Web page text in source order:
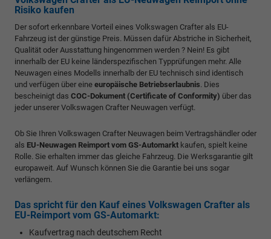
Risiko kaufen
Der sofort erkennbare Vorteil eines Volkswagen Crafter als EU-
Fahrzeug ist der günstige Preis. Müssen dafür Abstriche in Sicherheit,
Qualität oder Ausstattung hingenommen werden ? Nein! Es gibt
innerhalb der EU keine länderspezifischen Typprüfungen mehr. Alle
Neuwagen eines Modells innerhalb der EU technisch sind identisch
und verfügen über eine europäische Betriebserlaubnis. Dies
bescheinigt das COC-Dokument (Certificate of Conformity) über das
jeder unserer Volkswagen Crafter Neuwagen verfügt.
Ob Sie Ihren Volkswagen Crafter Neuwagen beim Vertragshändler oder
als EU-Neuwagen Reimport vom GS-Automarkt kaufen, spielt keine
Rolle. Sie erhalten immer das gleiche Fahrzeug. Die Werksgarantie gilt
europaweit. Auf Wunsch können Sie die Garantie bei uns sogar
verlängern.
Das spricht für den Kauf eines Volkswagen Crafter als
EU-Reimport vom GS-Automarkt:
Kaufvertrag nach deutschem Recht